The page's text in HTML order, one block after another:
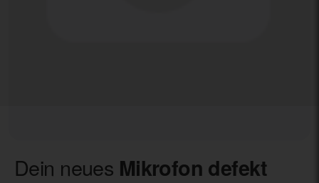
Dein neues Mikrofon defekt